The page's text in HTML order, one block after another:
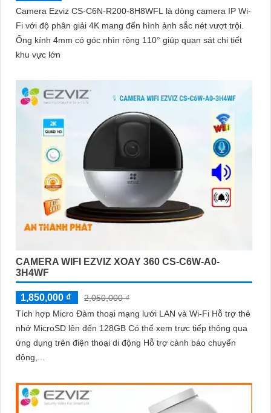
Camera Ezviz CS-C6N-R200-8H8WFL là dòng camera IP Wi-
Fi với độ phân giải 4K mang đến hình ảnh sắc nét vượt trội.
Ống kính 4mm có góc nhìn rộng 110° giúp quan sát chi tiết
khu vực lớn
CAMERA WIFI EZVIZ XOAY 360 CS-C6W-A0-
3H4WF
1,850,000 ₫
2,050,000 ₫
Tích hợp Micro Đàm thoại mạng lưới LAN và Wi-Fi Hỗ trợ thẻ
nhớ MicroSD lên đến 128GB Có thể xem trực tiếp thông qua
ứng dụng trên điện thoại di động Hỗ trợ cảnh báo chuyển
động,...